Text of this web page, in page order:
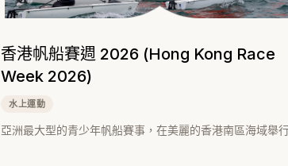
香港帆船賽週 2026 (Hong Kong Race
Week 2026)
水上運動
亞洲最大型的青少年帆船賽事，在美麗的香港南區海域舉行